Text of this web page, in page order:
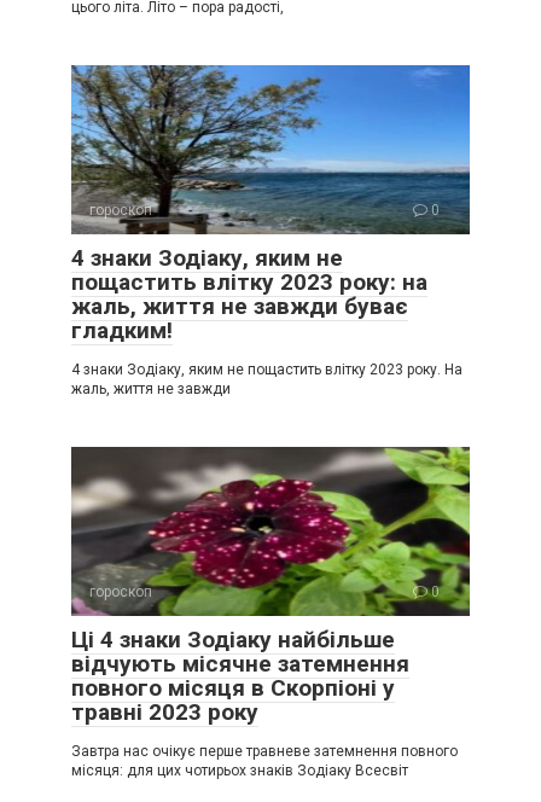
цього літа. Літо – пора радості,
гороскоп 0
4 знаки Зодіаку, яким не
пощастить влітку 2023 року: на
жаль, життя не завжди буває
гладким!
4 знаки Зодіаку, яким не пощастить влітку 2023 року. На
жаль, життя не завжди
гороскоп 0
Ці 4 знаки Зодіаку найбільше
відчують місячне затемнення
повного місяця в Скорпіоні у
травні 2023 року
Завтра нас очікує перше травневе затемнення повного
місяця: для цих чотирьох знаків Зодіаку Всесвіт